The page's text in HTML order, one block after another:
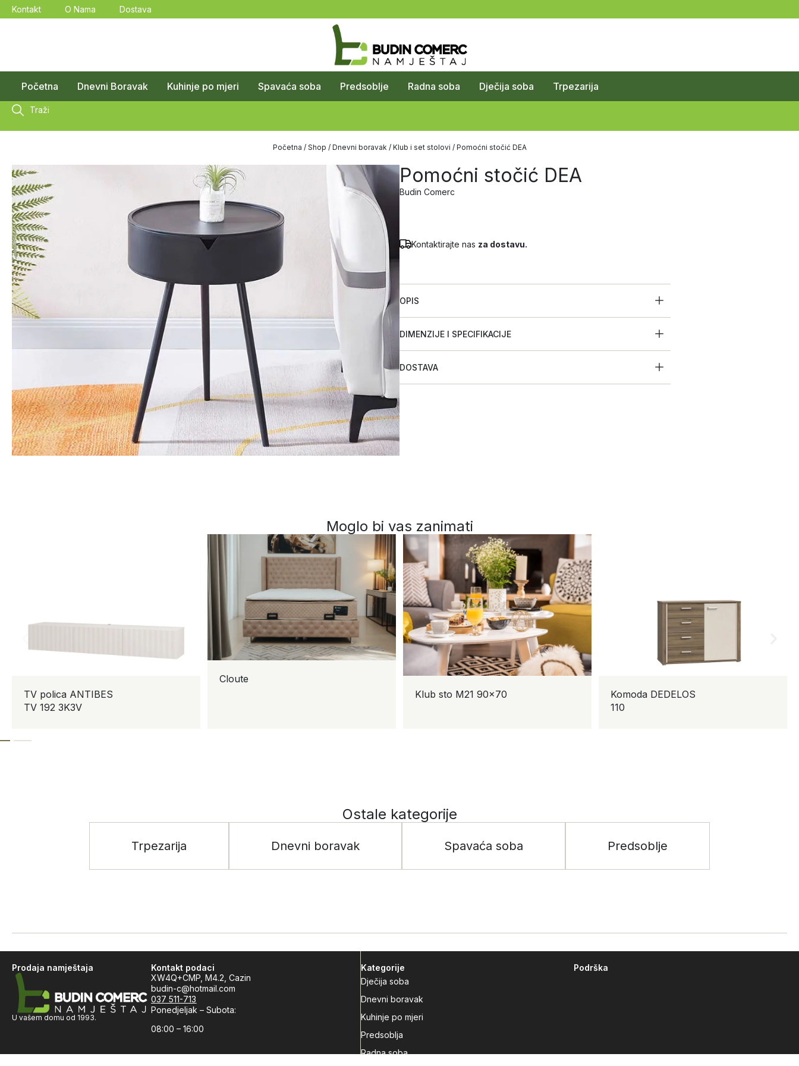
Kontakt O Nama Dostava
Početna Dnevni Boravak Kuhinje po mjeri Spavaća soba Predsoblje Radna soba Dječija soba Trpezarija
Traži
Početna / Shop / Dnevni boravak / Klub i set stolovi / Pomoćni stočić DEA
Pomoćni stočić DEA
Budin Comerc
Kontaktirajte nas za dostavu.
OPIS
DIMENZIJE I SPECIFIKACIJE
DOSTAVA
Moglo bi vas zanimati
TV polica ANTIBES
TV 192 3K3V
Cloute
Klub sto M21 90×70
Komoda DEDELOS
Ostale kategorije
Trpezarija Dnevni boravak Spavaća soba Predsoblje
Prodaja namještaja
U vašem domu od 1993.
Kontakt podaci
XW4Q+CMP, M4.2, Cazin
budin-c@hotmail.com
037 511-713
Ponedjeljak – Subota:
08:00 – 16:00
Kategorije
Dječija soba
Dnevni boravak
Kuhinje po mjeri
Predsoblja
Radna soba
Podrška